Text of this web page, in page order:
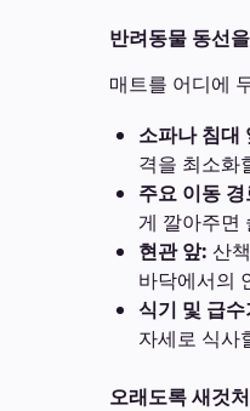
반려동물 동선
매트를 어디에
소파나 침대
격을 최소화
주요 이동 경
게 깔아주면
현관 앞: 산
바닥에서의
식기 및 급
자세로 식사
오래도록 새것